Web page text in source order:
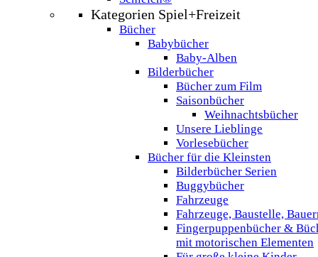
Kategorien Spiel+Freizeit
Bücher
Babybücher
Baby-Alben
Bilderbücher
Bücher zum Film
Saisonbücher
Weihnachtsbücher
Unsere Lieblinge
Vorlesebücher
Bücher für die Kleinsten
Bilderbücher Serien
Buggybücher
Fahrzeuge
Fahrzeuge, Baustelle,
Fingerpuppenbücher &
mit motorischen Elementen